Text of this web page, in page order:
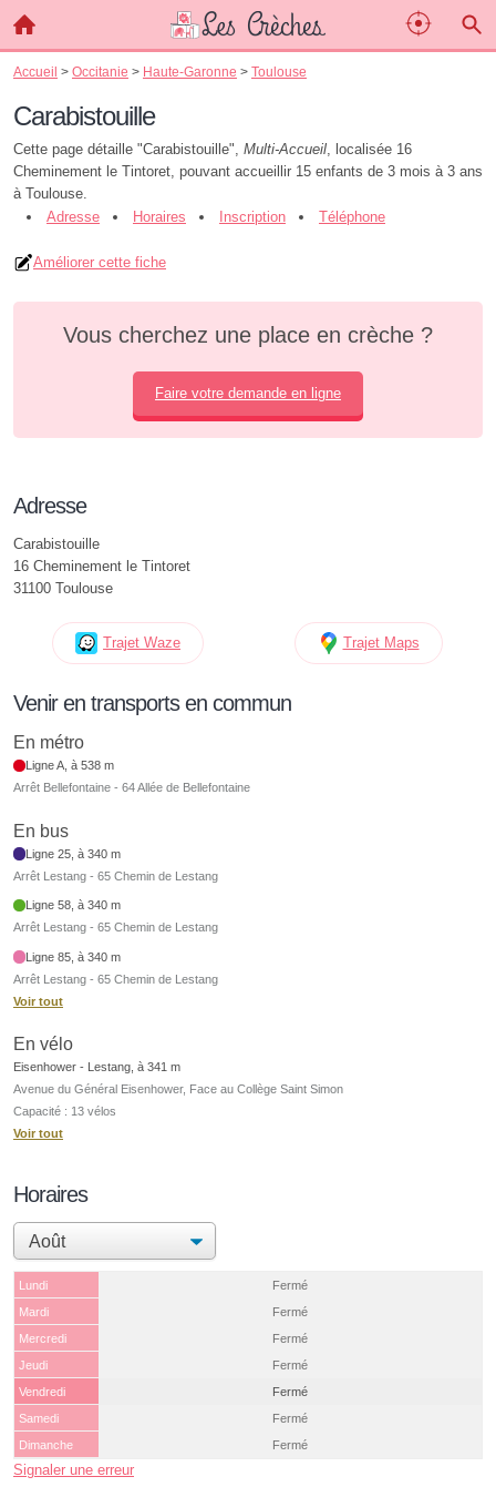
Accueil > Occitanie > Haute-Garonne > Toulouse
Carabistouille
Cette page détaille "Carabistouille", Multi-Accueil, localisée 16
Cheminement le Tintoret, pouvant accueillir 15 enfants de 3 mois à 3 ans
à Toulouse.
Adresse
Horaires Inscription Téléphone
Améliorer cette fiche
Vous cherchez une place en crèche ?
Faire votre demande en ligne
Adresse
Carabistouille
16 Cheminement le Tintoret
31100 Toulouse
Trajet Waze Trajet Maps
Venir en transports en commun
En métro
Ligne A, à 538 m
Arrêt Bellefontaine - 64 Allée de Bellefontaine
En bus
Ligne 25, à 340 m
Arrêt Lestang - 65 Chemin de Lestang
Ligne 58, à 340 m
Arrêt Lestang - 65 Chemin de Lestang
Ligne 85, à 340 m
Arrêt Lestang - 65 Chemin de Lestang
Voir tout
En vélo
Eisenhower - Lestang, à 341 m
Avenue du Général Eisenhower, Face au Collège Saint Simon
Capacité : 13 vélos
Voir tout
Horaires
Lundi
Fermé
Mardi
Fermé
Mercredi
Fermé
Jeudi
Fermé
Vendredi
Fermé
Samedi
Fermé
Dimanche
Fermé
Signaler une erreur